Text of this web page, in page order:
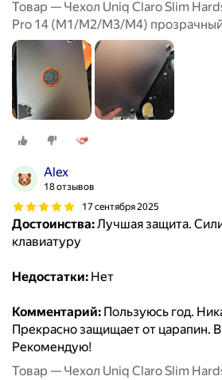
Товар — Чехол Uniq Claro Slim
Pro 14 (M1/M2/M3/M4)
Alex
18 отзывов
17 сентября 2025
Достоинства:Лучшая защита.
клавиатуру
Недостатки: Нет
Комментарий: Пользуюсь год.
Прекрасно защищает от царапин.
Рекомендую!
Товар — Чехол Uniq Claro Slim